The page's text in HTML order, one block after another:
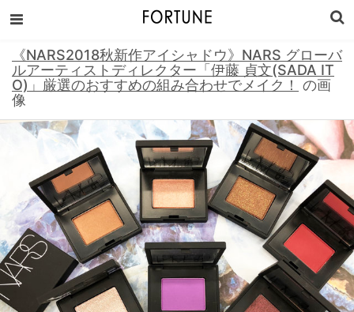
《NARS2018秋新作アイシャドウ》NARS グローバ
ルアーティストディレクター「伊藤 貞文(SADA IT
O)」厳選のおすすめの組み合わせでメイク！
の画
像